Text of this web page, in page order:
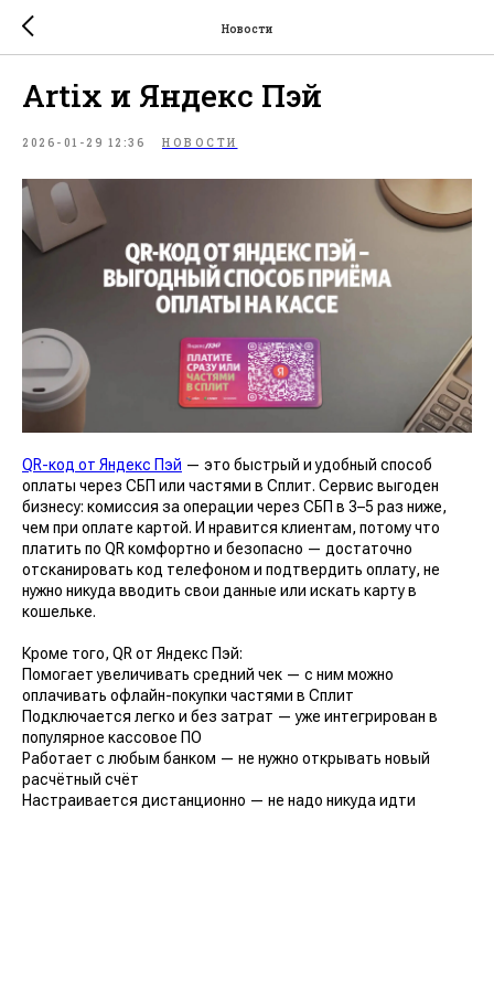
Новости
Artix и Яндекс Пэй
2026-01-29 12:36 НОВОСТИ
QR-код от Яндекс Пэй — это быстрый и удобный способ
оплаты через СБП или частями в Сплит. Сервис выгоден
бизнесу: комиссия за операции через СБП в 3–5 раз ниже,
чем при оплате картой. И нравится клиентам, потому что
платить по QR комфортно и безопасно — достаточно
отсканировать код телефоном и подтвердить оплату, не
нужно никуда вводить свои данные или искать карту в
кошельке.
Кроме того, QR от Яндекс Пэй:
Помогает увеличивать средний чек — с ним можно
оплачивать офлайн-покупки частями в Сплит
Подключается легко и без затрат — уже интегрирован в
популярное кассовое ПО
Работает с любым банком — не нужно открывать новый
расчётный счёт
Настраивается дистанционно — не надо никуда идти